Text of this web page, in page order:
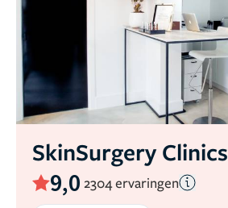
SkinSurgery Clinics
9,0 2304 ervaringen